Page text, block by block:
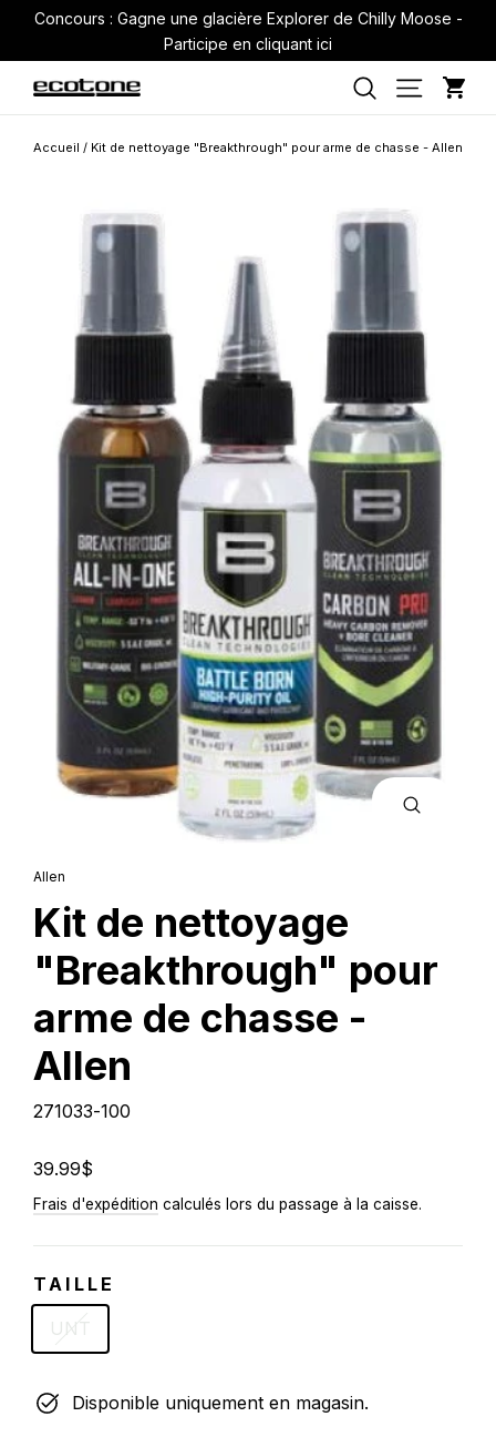
PasserConcours : Gagne une glacière Explorer de Chilly Moose -
Participe en cliquant ici
Rechercher
Accueil / Kit de nettoyage "Breakthrough" pour arme de chasse - Allen
Allen
Kit de nettoyage
"Breakthrough" pour
arme de chasse -
Allen
271033-100
Prix
régulier
39.99$
Frais d'expédition calculés lors du passage à la caisse.
TAILLE
UNT
Disponible uniquement en magasin.